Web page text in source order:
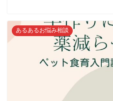
あるあるお悩み相談